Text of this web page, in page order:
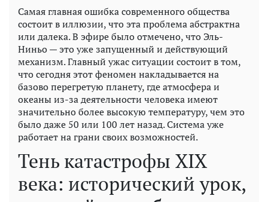
Самая главная ошибка современного общества
состоит в иллюзии, что эта проблема абстрактна
или далека. В эфире было отмечено, что Эль-
Ниньо — это уже запущенный и действующий
механизм. Главный ужас ситуации состоит в том,
что сегодня этот феномен накладывается на
базово перегретую планету, где атмосфера и
океаны из-за деятельности человека имеют
значительно более высокую температуру, чем это
было даже 50 или 100 лет назад. Система уже
работает на грани своих возможностей.
Тень катастрофы XIX
века: исторический урок,